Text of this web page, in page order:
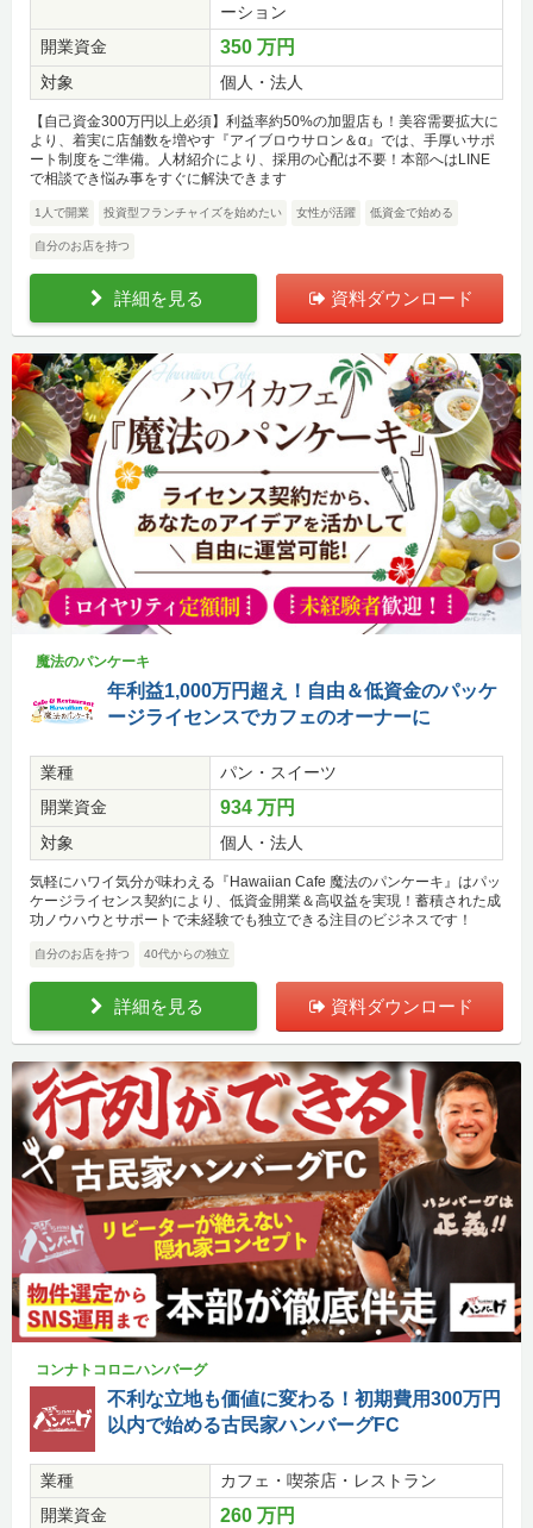
ーション
開業資金
350 万円
対象 個人・法人
【自己資金300万円以上必須】利益率約50%の加盟店も！美容需要拡大に
より、着実に店舗数を増やす『アイブロウサロン＆α』では、手厚いサポ
ート制度をご準備。人材紹介により、採用の心配は不要！本部へはLINE
で相談でき悩み事をすぐに解決できます
1人で開業 投資型フランチャイズを始めたい 女性が活躍 低資金で始める
自分のお店を持つ
詳細を見る 資料ダウンロード
魔法のパンケーキ
年利益1,000万円超え！自由＆低資金のパッケ
ージライセンスでカフェのオーナーに
業種
パン・スイーツ
開業資金
934 万円
対象 個人・法人
気軽にハワイ気分が味わえる『Hawaiian Cafe 魔法のパンケーキ』はパッ
ケージライセンス契約により、低資金開業＆高収益を実現！蓄積された成
功ノウハウとサポートで未経験でも独立できる注目のビジネスです！
自分のお店を持つ 40代からの独立
詳細を見る 資料ダウンロード
コンナトコロニハンバーグ
不利な立地も価値に変わる！初期費用300万円
以内で始める古民家ハンバーグFC
業種
カフェ・喫茶店・レストラン
開業資金
260 万円